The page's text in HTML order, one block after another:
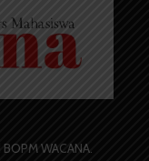
WACANA.